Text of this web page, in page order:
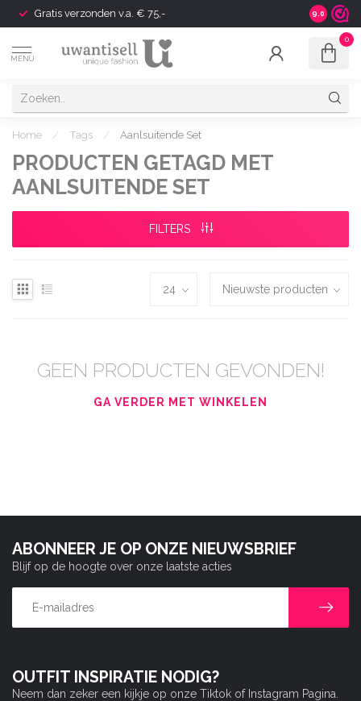
Gratis verzonden v.a. € 75,- Shipping
9.0
MENU
0
Home / Tags / Aanlsuitende Set
PRODUCTEN GETAGD MET
AANLSUITENDE SET
FILTERS
GEEN PRODUCTEN GEVONDEN!
GA VERDER MET WINKELEN
OUTFIT INSPIRATIE NODIG?
Neem dan zeker een kijkje op onze Tiktok of Instagram Pagina.
ABONNEER JE OP ONZE NIEUWSBRIEF
Blijf op de hoogte over onze laatste acties